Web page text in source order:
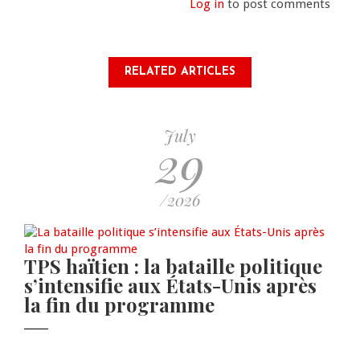
Log into post comments
RELATED ARTICLES
July
29
/2026
TPS haïtien : la bataille politique
s’intensifie aux États-Unis après
la fin du programme